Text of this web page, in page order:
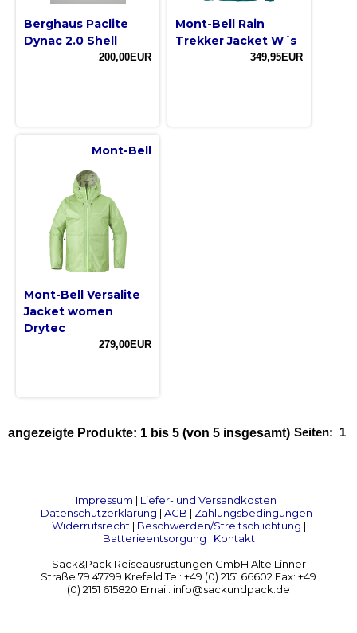
Berghaus Paclite
Dynac 2.0 Shell
200,00EUR
Mont-Bell Rain
Trekker Jacket W´s
349,95EUR
Mont-Bell
Mont-Bell Versalite
Jacket women
Drytec
279,00EUR
Seiten: 1
angezeigte Produkte: 1 bis 5 (von 5 insgesamt)
Impressum | Liefer- und Versandkosten |
Datenschutzerklärung | AGB | Zahlungsbedingungen |
Widerrufsrecht | Beschwerden/Streitschlichtung |
Batterieentsorgung | Kontakt
Sack&Pack Reiseausrüstungen GmbH Alte Linner
Straße 79 47799 Krefeld Tel: +49 (0) 2151 66602 Fax: +49
(0) 2151 615820 Email: info@sackundpack.de